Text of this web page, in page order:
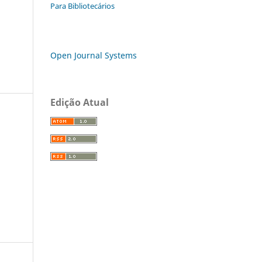
Para Bibliotecários
Open Journal Systems
Edição Atual